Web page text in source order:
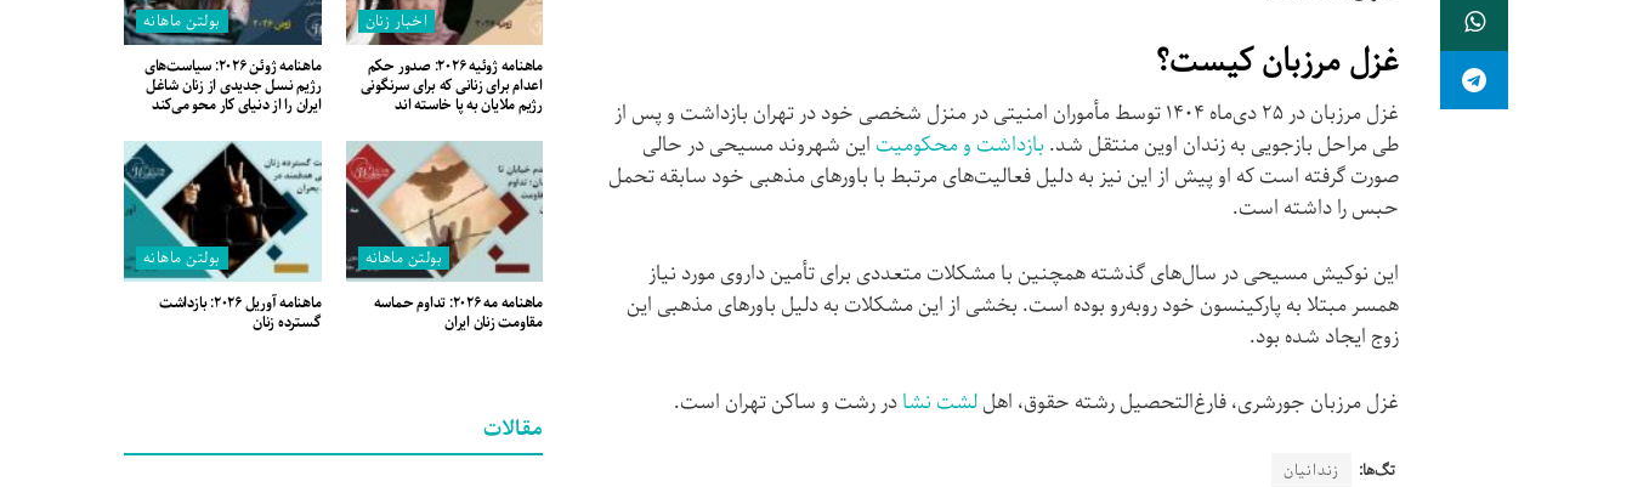
غزل مرزبان کیست؟
غزل مرزبان در ۲۵ دی‌ماه ۱۴۰۴ توسط مأموران امنیتی در منزل شخصی خود در تهران بازداشت و پس از
طی مراحل بازجویی به زندان اوین منتقل شد. بازداشت و محکومیتاین شهروند مسیحی در حالی
صورت گرفته است که او پیش از این نیز به دلیل فعالیت‌های مرتبط با باورهای مذهبی خود سابقه تحمل
حبس را داشته است.
این نوکیش مسیحی در سال‌های گذشته همچنین با مشکلات متعددی برای تأمین داروی مورد نیاز
همسر مبتلا به پارکینسون خود روبه‌رو بوده است. بخشی از این مشکلات به دلیل باورهای مذهبی این
زوج ایجاد شده بود.
غزل مرزبان جورشری، فارغ‌التحصیل رشته حقوق، اهللشت ‌نشادر رشت و ساکن تهران است.
تگ‌ها: زندانیان
اخبار زنان
ماهنامه ژوئیه ۲۰۲۶: صدور حکم
اعدام برای زنانی که برای سرنگونی
رژیم ملایان به پا خاسته اند
بولتن ماهانه
ماهنامه ژوئن ۲۰۲۶: سیاست‌های
رژیم نسل جدیدی از زنان شاغل
ایران را از دنیای کار محو می‌کند
بولتن ماهانه
ماهنامه مه ۲۰۲۶: تداوم حماسه
مقاومت زنان ایران
بولتن ماهانه
ماهنامه آوریل ۲۰۲۶: بازداشت
گسترده زنان
مقالات